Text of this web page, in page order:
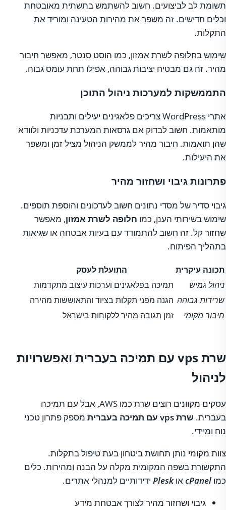
תשומת לב לביצועים. חשוב להשתמש בתשתית מאובטחת
וכלים חדישים. זה משפר את מהירות הטעינה ומוריד את
התקלות.
שימוש בחלופה לשרת אמזון, כמו הוסט סנטר, מאפשר חיבור
מהיר. זה גם מבטיח יציבות גבוהה, אפילו תחת עומס גבוה.
התממשקות למערכות ניהול התוכן
אתרי WordPress צריכים פלאגינים יעילים ותבניות
מותאמות. חשוב לבדוק אם גרסאות המערכת עדכניות ולוודא
שהן תואמות. חיבור מהיר לממשק הניהול מציל זמן ומשפר
את היעילות.
פתרונות גיבוי ושחזור מהיר
גיבוי סדיר של מסדי נתונים חשוב לעדכונים והוספת תוספים.
שימוש בשירותי הענן, כמו חלופה לשרת אמזון, מאפשר
שחזור קל. זה חשוב להתמודד עם בעיות אבטחה או שגיאות
בתהליך הפיתוח.
תכונה עיקרית
התועלת לעסק
ניהול גמיש
תמיכה בפלאגינים וערכות עיצוב מתקדמות
שרידות גבוהה הגנה מפני תקלות בציוד והתאוששות מהירה
חיבור מקומי
זמן תגובה מהיר ללקוחות בישראל
שרת vps עם תמיכה בעברית ואפשרויות
לניהול
עסקים מקוונים רוצים שרת כמו AWS, אבל עם תמיכה
בעברית. שרתvps עם תמיכה בעברית
מספק פתרון טכני
נוח ומיידי.
צוות מקומי נותן תחושת ביטחון בעת טיפול בתקלות.
התקשורת בשפה המקומית מקלה על הבנה ומהירות. כלים
כמו cPanelאוPlesk ידידותיים למנהלי אתרים.
גיבוי ושחזור מהיר לצורך אבטחת מידע